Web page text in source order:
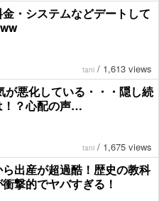
・システムなどデートして
tani / 1,613 views
が悪化している・・・隠し続
！？心配の声…
tani / 1,675 views
出産が超過酷！歴史の教科
撃的でヤバすぎる！